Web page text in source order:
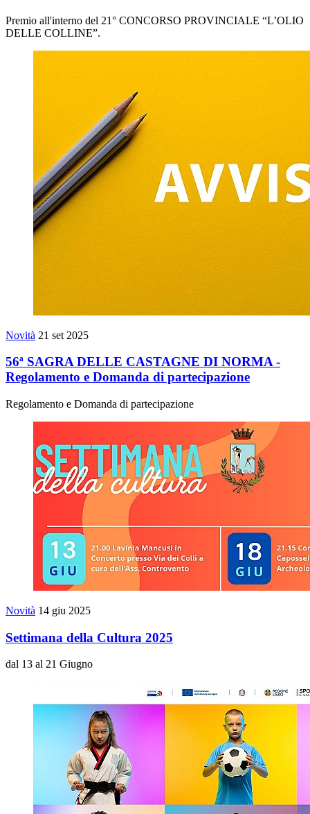
Premio all'interno del 21° CONCORSO PROVINCIALE “L’OLIO
DELLE COLLINE”.
Novità 21 set 2025
56ª SAGRA DELLE CASTAGNE DI NORMA -
Regolamento e Domanda di partecipazione
Regolamento e Domanda di partecipazione
Novità 14 giu 2025
Settimana della Cultura 2025
dal 13 al 21 Giugno